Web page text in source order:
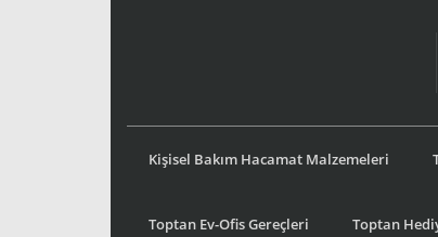
Kişisel Bakım Hacamat Malzemeleri
Toptan Ev-Ofis Gereçleri Toptan